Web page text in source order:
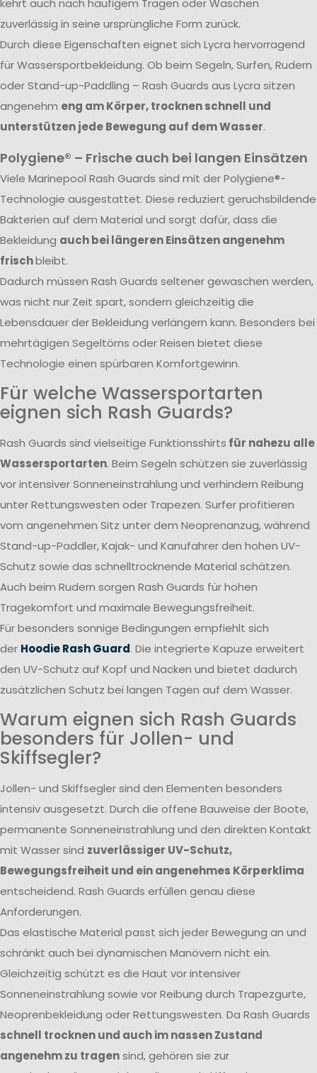
kehrt auch nach häufigem Tragen oder Waschen
zuverlässig in seine ursprüngliche Form zurück.
Durch diese Eigenschaften eignet sich Lycra hervorragend
für Wassersportbekleidung. Ob beim Segeln, Surfen, Rudern
oder Stand-up-Paddling – Rash Guards aus Lycra sitzen
angenehm eng am Körper, trocknen schnell und
unterstützen jede Bewegung auf dem Wasser.
Polygiene® – Frische auch bei langen Einsätzen
Viele Marinepool Rash Guards sind mit der Polygiene®-
Technologie ausgestattet. Diese reduziert geruchsbildende
Bakterien auf dem Material und sorgt dafür, dass die
Bekleidung auch bei längeren Einsätzen angenehm
frischbleibt.
Dadurch müssen Rash Guards seltener gewaschen werden,
was nicht nur Zeit spart, sondern gleichzeitig die
Lebensdauer der Bekleidung verlängern kann. Besonders bei
mehrtägigen Segeltörns oder Reisen bietet diese
Technologie einen spürbaren Komfortgewinn.
Für welche Wassersportarten
eignen sich Rash Guards?
Rash Guards sind vielseitige Funktionsshirts für nahezu alle
Wassersportarten. Beim Segeln schützen sie zuverlässig
vor intensiver Sonneneinstrahlung und verhindern Reibung
unter Rettungswesten oder Trapezen. Surfer profitieren
vom angenehmen Sitz unter dem Neoprenanzug, während
Stand-up-Paddler, Kajak- und Kanufahrer den hohen UV-
Schutz sowie das schnelltrocknende Material schätzen.
Auch beim Rudern sorgen Rash Guards für hohen
Tragekomfort und maximale Bewegungsfreiheit.
Für besonders sonnige Bedingungen empfiehlt sich
der Hoodie Rash Guard. Die integrierte Kapuze erweitert
den UV-Schutz auf Kopf und Nacken und bietet dadurch
zusätzlichen Schutz bei langen Tagen auf dem Wasser.
Warum eignen sich Rash Guards
besonders für Jollen- und
Skiffsegler?
Jollen- und Skiffsegler sind den Elementen besonders
intensiv ausgesetzt. Durch die offene Bauweise der Boote,
permanente Sonneneinstrahlung und den direkten Kontakt
mit Wasser sind zuverlässiger UV-Schutz,
Bewegungsfreiheit und ein angenehmes Körperklima
entscheidend. Rash Guards erfüllen genau diese
Anforderungen.
Das elastische Material passt sich jeder Bewegung an und
schränkt auch bei dynamischen Manövern nicht ein.
Gleichzeitig schützt es die Haut vor intensiver
Sonneneinstrahlung sowie vor Reibung durch Trapezgurte,
Neoprenbekleidung oder Rettungswesten. Da Rash Guards
schnell trocknen und auch im nassen Zustand
angenehm zu tragensind, gehören sie zur